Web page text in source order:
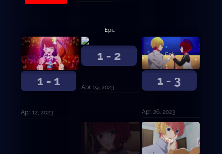
1 - 1
Episodio 1
Apr. 12, 2023
1 - 2
Episodio 2
Apr. 19, 2023 1 - 3
Episodio 3
Apr. 26, 2023
Episodio 4 Episodio 5